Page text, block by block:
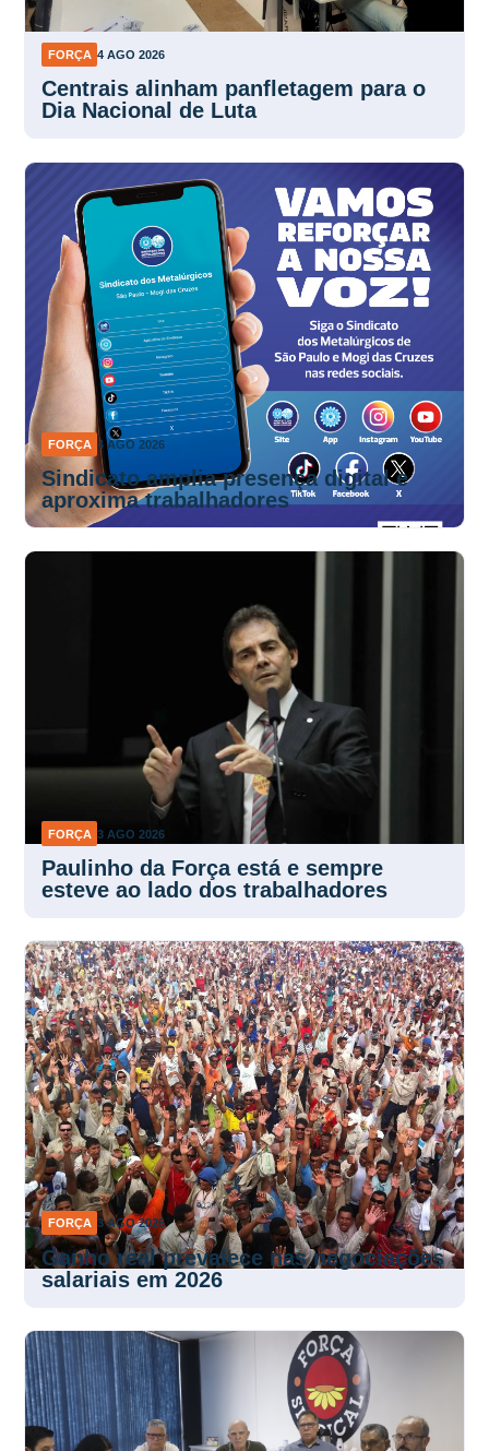
Centrais alinham panfletagem para o
Dia Nacional de Luta
4 AGO 2026
Sindicato amplia presença digital e
aproxima trabalhadores
FORÇA 3 AGO 2026
Paulinho da Força está e sempre
esteve ao lado dos trabalhadores
FORÇA 3 AGO 2026
Ganho real prevalece nas negociações
salariais em 2026